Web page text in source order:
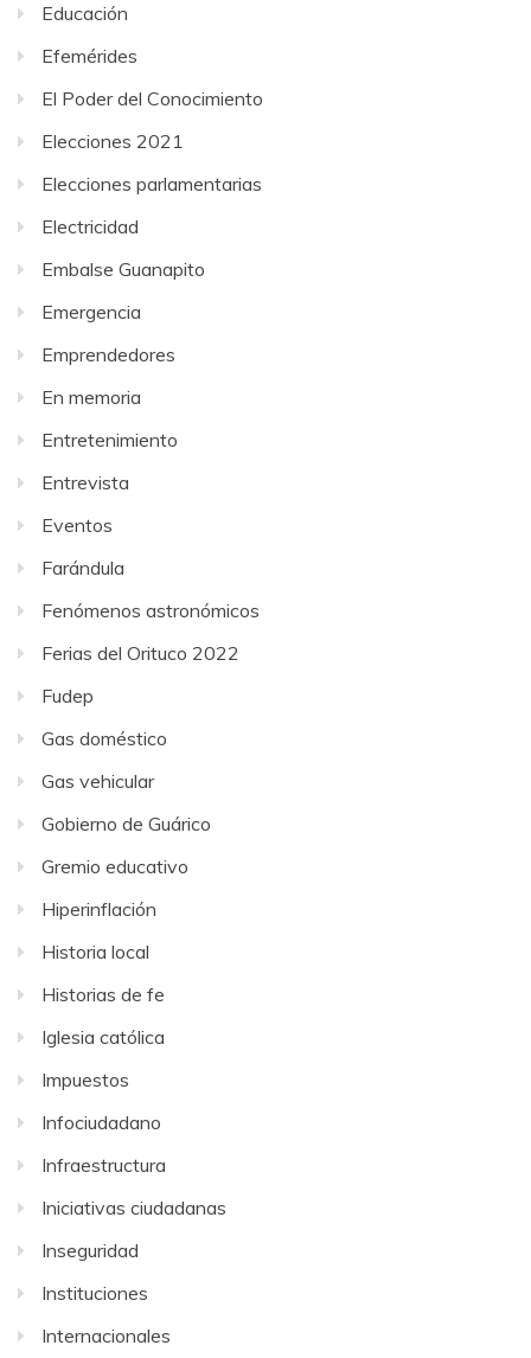
Educación
Efemérides
El Poder del Conocimiento
Elecciones 2021
Elecciones parlamentarias
Electricidad
Embalse Guanapito
Emergencia
Emprendedores
En memoria
Entretenimiento
Entrevista
Eventos
Farándula
Fenómenos astronómicos
Ferias del Orituco 2022
Fudep
Gas doméstico
Gas vehicular
Gobierno de Guárico
Gremio educativo
Hiperinflación
Historia local
Historias de fe
Iglesia católica
Impuestos
Infociudadano
Infraestructura
Iniciativas ciudadanas
Inseguridad
Instituciones
Internacionales